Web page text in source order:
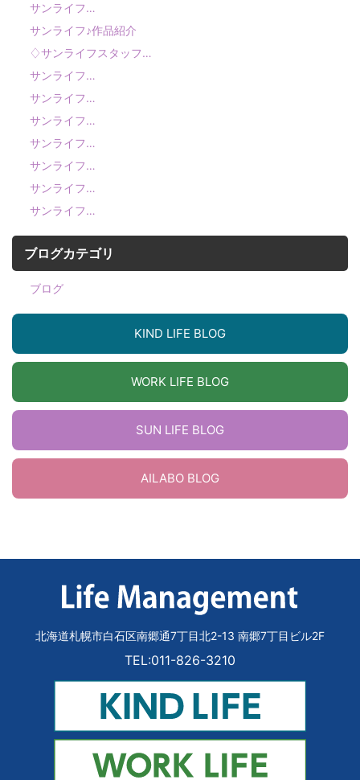
サンライフ…
サンライフ♪作品紹介
♢サンライフスタッフ…
サンライフ…
サンライフ…
サンライフ…
サンライフ…
サンライフ…
サンライフ…
サンライフ…
ブログカテゴリ
ブログ
KIND LIFE BLOG
WORK LIFE BLOG
SUN LIFE BLOG
AILABO BLOG
北海道札幌市白石区南郷通7丁目北2-13 南郷7丁目ビル2F
TEL:011-826-3210